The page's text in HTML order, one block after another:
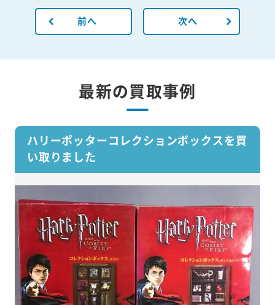
前へ 次へ
最新の買取事例
ハリーポッターコレクションボックスを買
い取りました